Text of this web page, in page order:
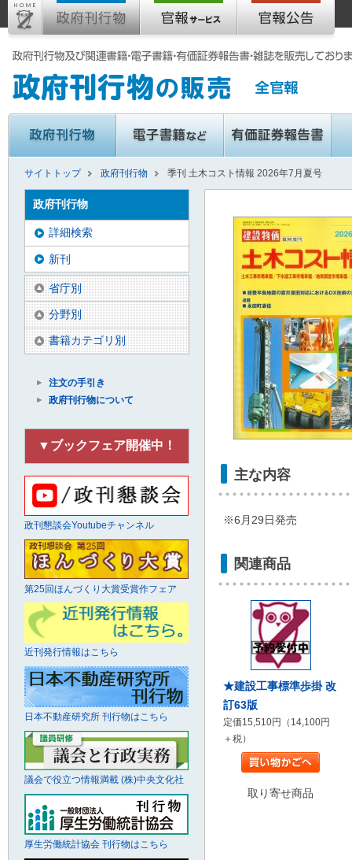
サイトトップ 政府刊行物 季刊 土木コスト情報 2026年7月夏号
主な内容
※6月29日発売
関連商品
★建設工事標準歩掛 改
訂63版
定価15,510円（14,100円
＋税）
取り寄せ商品
政府刊行物
詳細検索
新刊
省庁別
分野別
書籍カテゴリ別
注文の手引き
政府刊行物について
▼ブックフェア開催中！
政刊懇談会Youtubeチャンネル
第25回ほんづくり大賞受賞作フェア
近刊発行情報はこちら
日本不動産研究所 刊行物はこちら
議会で役立つ情報満載 (株)中央文化社
厚生労働統計協会 刊行物はこちら